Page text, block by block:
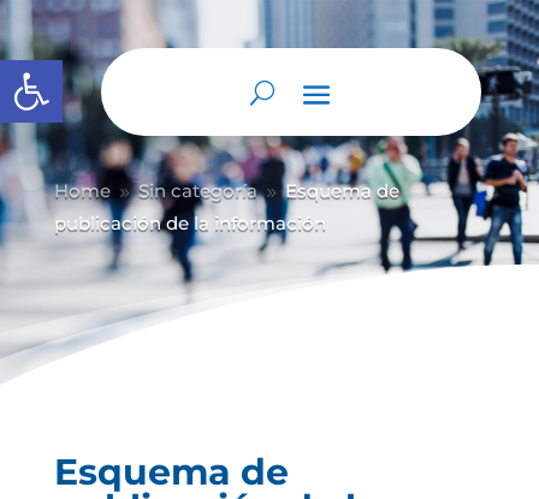
Abrir barra de herramientas
Home 9 Sin categoría 9 Esquema de
publicación de la información
Esquema de